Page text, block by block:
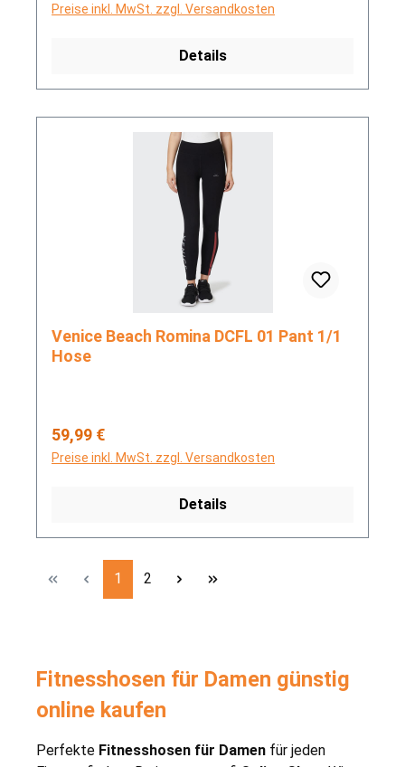
Preise inkl. MwSt. zzgl. Versandkosten
Details
Venice Beach Romina DCFL 01 Pant 1/1
Hose
Regulärer Preis:
59,99 €
Preise inkl. MwSt. zzgl. Versandkosten
Details
Seite
1 Seite
2
Fitnesshosen für Damen günstig
online kaufen
Perfekte Fitnesshosen für Damen für jeden